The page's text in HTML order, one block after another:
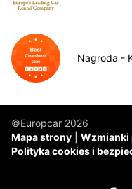
Nagroda -
©Europcar 2026
Mapa strony
Wzmianki
Polityka cookies i